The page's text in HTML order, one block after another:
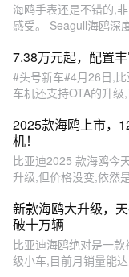
海鸥手表还是不错的,
感受。 Seagull海鸥深
7.38万元起，配置
#头号新车#4月26日,
车机还支持OTA的升
2025款海鸥上市，
机！
比亚迪2025 款海鸥今
升级,但价格没变,依然
新款海鸥大升级，
破十万辆
比亚迪海鸥绝对是一
级小车,目前月销量能